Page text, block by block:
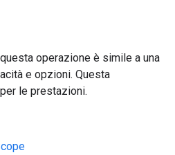
operazione è simile a una
e opzioni. Questa
le prestazioni.